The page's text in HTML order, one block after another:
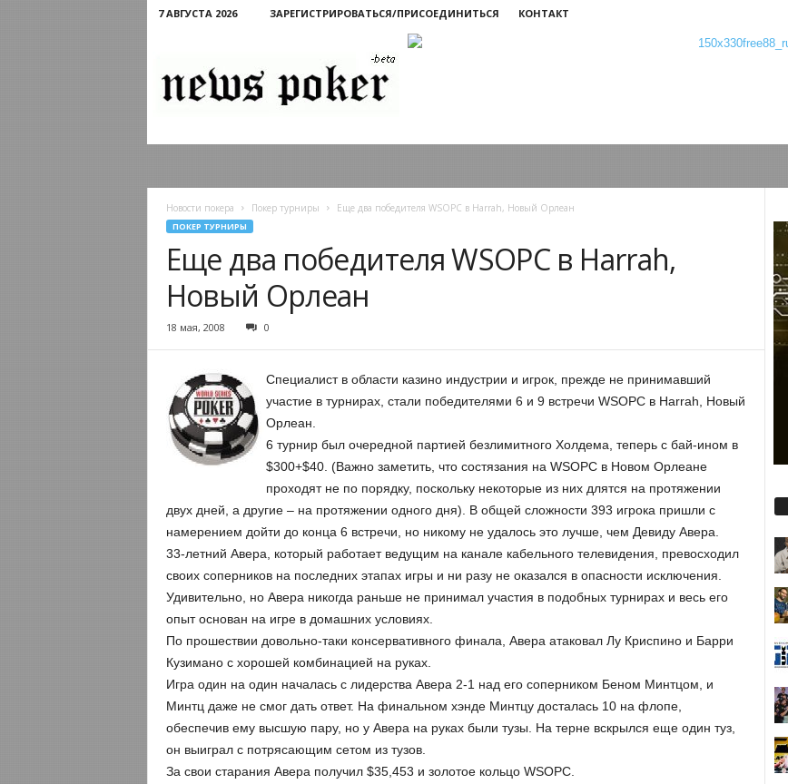
7 АВГУСТА 2026 ЗАРЕГИСТРИРОВАТЬСЯ/ПРИСОЕДИНИТЬСЯ КОНТАКТ
Новости покера Покер турниры Еще два победителя WSOPC в Harrah, Новый Орлеан
ПОКЕР ТУРНИРЫ
Еще два победителя WSOPC в Harrah,
Новый Орлеан
18 мая, 2008 0
Специалист в области казино индустрии и игрок, прежде не принимавший
участие в турнирах, стали победителями 6 и 9 встречи WSOPC в Harrah, Новый
Орлеан.
6 турнир был очередной партией безлимитного Холдема, теперь с бай-ином в
$300+$40. (Важно заметить, что состязания на WSOPC в Новом Орлеане
проходят не по порядку, поскольку некоторые из них длятся на протяжении
двух дней, а другие – на протяжении одного дня). В общей сложности 393 игрока пришли с
намерением дойти до конца 6 встречи, но никому не удалось это лучше, чем Девиду Авера.
33-летний Авера, который работает ведущим на канале кабельного телевидения, превосходил
своих соперников на последних этапах игры и ни разу не оказался в опасности исключения.
Удивительно, но Авера никогда раньше не принимал участия в подобных турнирах и весь его
опыт основан на игре в домашних условиях.
По прошествии довольно-таки консервативного финала, Авера атаковал Лу Криспино и Барри
Кузимано с хорошей комбинацией на руках.
Игра один на один началась с лидерства Авера 2-1 над его соперником Беном Минтцом, и
Минтц даже не смог дать ответ. На финальном хэнде Минтцу досталась 10 на флопе,
обеспечив ему высшую пару, но у Авера на руках были тузы. На терне вскрылся еще один туз,
он выиграл с потрясающим сетом из тузов.
За свои старания Авера получил $35,453 и золотое кольцо WSOPC.